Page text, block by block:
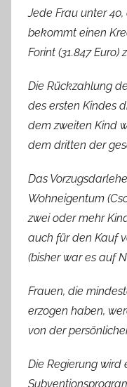
Jede Frau unter
bekommt einen
Forint (31.847
Die Rückzahlung
des ersten Kindes
dem zweiten Kind
dem dritten der
Das
Wohneigentum
zwei oder mehr
auch für den Kauf
(bisher war es auf
Frauen, die
erzogen haben,
von der
Die Regierung wird